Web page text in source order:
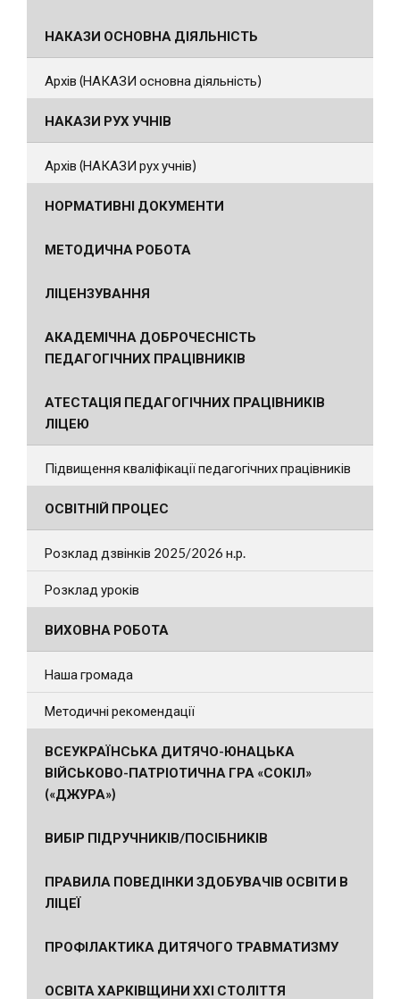
НАКАЗИ ОСНОВНА ДІЯЛЬНІСТЬ
Архів (НАКАЗИ основна діяльність)
НАКАЗИ РУХ УЧНІВ
Архів (НАКАЗИ рух учнів)
НОРМАТИВНІ ДОКУМЕНТИ
МЕТОДИЧНА РОБОТА
ЛІЦЕНЗУВАННЯ
АКАДЕМІЧНА ДОБРОЧЕСНІСТЬ
ПЕДАГОГІЧНИХ ПРАЦІВНИКІВ
АТЕСТАЦІЯ ПЕДАГОГІЧНИХ ПРАЦІВНИКІВ
ЛІЦЕЮ
Підвищення кваліфікації педагогічних працівників
ОСВІТНІЙ ПРОЦЕС
Розклад дзвінків 2025/2026 н.р.
Розклад уроків
ВИХОВНА РОБОТА
Наша громада
Методичні рекомендації
ВСЕУКРАЇНСЬКА ДИТЯЧО-ЮНАЦЬКА
ВІЙСЬКОВО-ПАТРІОТИЧНА ГРА «СОКІЛ»
(«ДЖУРА»)
ВИБІР ПІДРУЧНИКІВ/ПОСІБНИКІВ
ПРАВИЛА ПОВЕДІНКИ ЗДОБУВАЧІВ ОСВІТИ В
ЛІЦЕЇ
ПРОФІЛАКТИКА ДИТЯЧОГО ТРАВМАТИЗМУ
ОСВІТА ХАРКІВЩИНИ ХХІ СТОЛІТТЯ